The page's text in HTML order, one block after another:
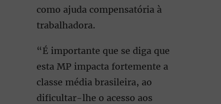
como ajuda compensatória à
trabalhadora.
“É importante que se diga que
esta MP impacta fortemente a
classe média brasileira, ao
dificultar-lhe o acesso aos